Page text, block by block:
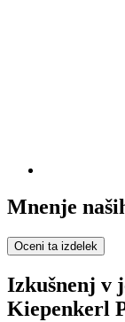
Mnenje
Oceni ta izdelek
Izkušnenj v
Kiepenkerl